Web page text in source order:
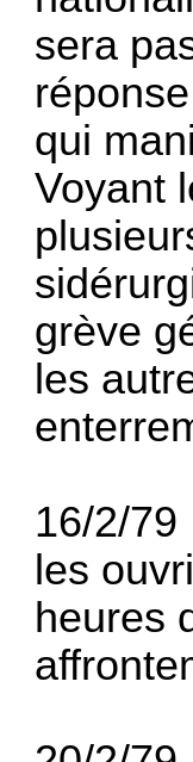
sera
qui
Voyant
grève
les
16/2/79
les
heures